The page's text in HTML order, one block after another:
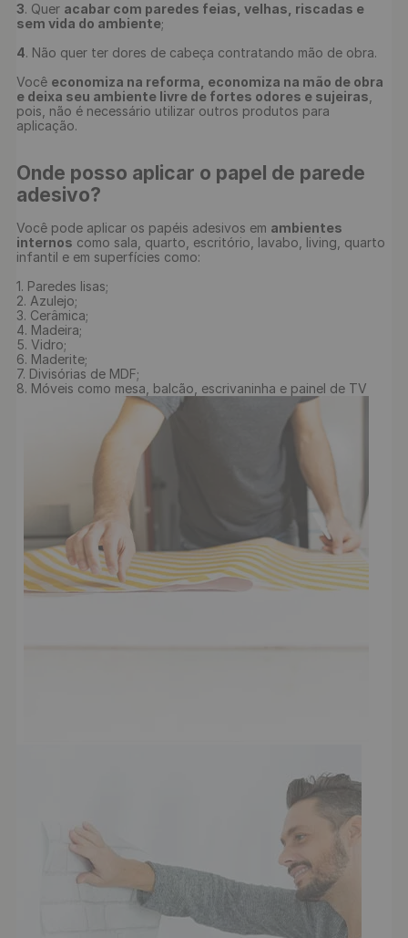
3. Quer acabar com paredes feias, velhas, riscadas e
sem vida do ambiente;
4. Não quer ter dores de cabeça contratando mão de obra.
Você economiza na reforma, economiza na mão de obra
e deixa seu ambiente livre de fortes odores e sujeiras
pois, não é necessário utilizar outros produtos para
Onde posso aplicar o papel de parede
adesivo?
Você pode aplicar os papéis adesivos em ambientes
internos como sala, quarto, escritório, lavabo, living, quarto
infantil e em superfícies como:
1. Paredes lisas;
2. Azulejo;
3. Cerâmica;
4. Madeira;
5. Vidro;
6. Maderite;
7. Divisórias de MDF;
8. Móveis como mesa, balcão, escrivaninha e painel de TV